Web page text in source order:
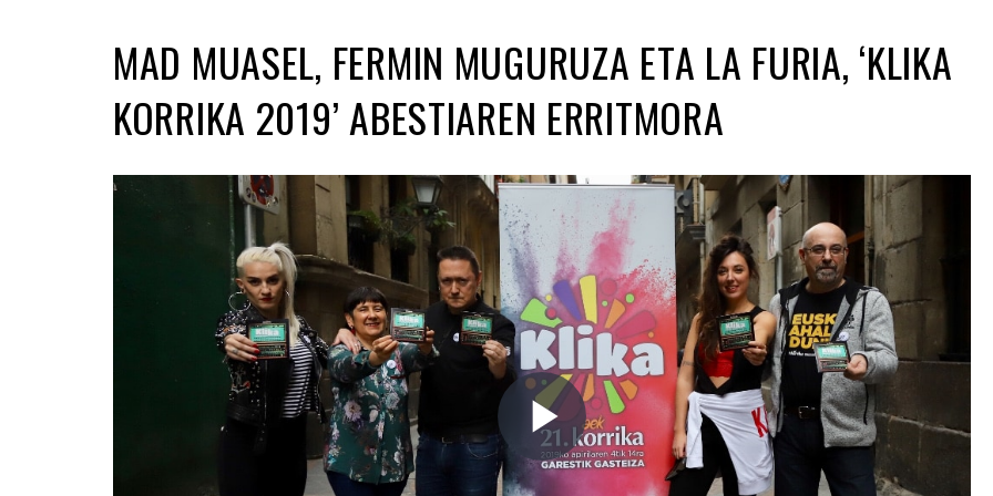
MAD MUASEL, FERMIN MUGURUZA ETA LA FURIA, ‘KLIKA
KORRIKA 2019’ ABESTIAREN ERRITMORA